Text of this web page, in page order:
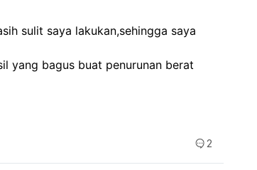
sulit saya lakukan,sehingga saya
yang bagus buat penurunan berat
2